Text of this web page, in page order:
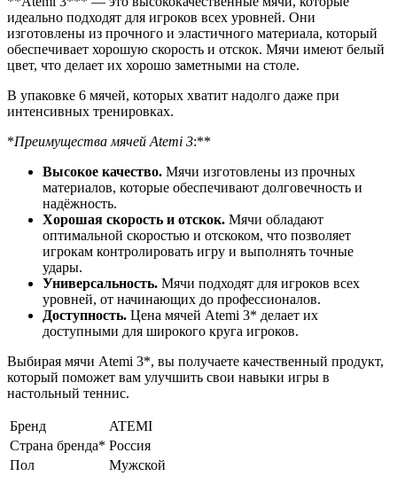
идеально подходят для игроков всех уровней. Они
изготовлены из прочного и эластичного материала, который
обеспечивает хорошую скорость и отскок. Мячи имеют белый
цвет, что делает их хорошо заметными на столе.
В упаковке 6 мячей, которых хватит надолго даже при
интенсивных тренировках.
*Преимущества мячей Atemi 3:**
Высокое качество. Мячи изготовлены из прочных
материалов, которые обеспечивают долговечность и
надёжность.
Хорошая скорость и отскок. Мячи обладают
оптимальной скоростью и отскоком, что позволяет
игрокам контролировать игру и выполнять точные
удары.
Универсальность. Мячи подходят для игроков всех
уровней, от начинающих до профессионалов.
Доступность. Цена мячей Atemi 3* делает их
доступными для широкого круга игроков.
Выбирая мячи Atemi 3*, вы получаете качественный продукт,
который поможет вам улучшить свои навыки игры в
настольный теннис.
Бренд
ATEMI
Страна бренда* Россия
Пол
Мужской